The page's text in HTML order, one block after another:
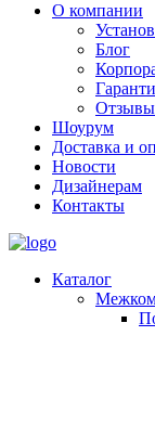
О компании
Блог
Отзывы
Шоурум
Доставка и
Новости
Дизайнерам
Контакты
Каталог